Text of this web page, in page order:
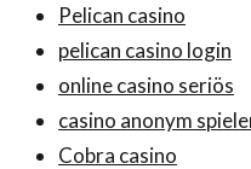
Pelican casino
pelican casino login
online casino seriös
casino anonym
Cobra casino